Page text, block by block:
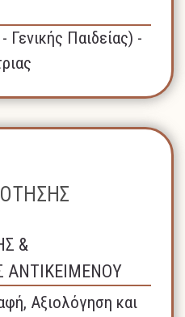
Γενικής Παιδείας) -
&
Αξιολόγηση και